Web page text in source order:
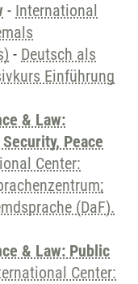
- International
- Deutsch als
Einführung
& Law:
Peace
Center:
(DaF).
& Law: Public
Center: